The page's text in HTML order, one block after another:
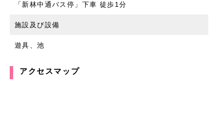
「新林中通バス停」下車 徒歩1分
施設及び設備
遊具、池
アクセスマップ